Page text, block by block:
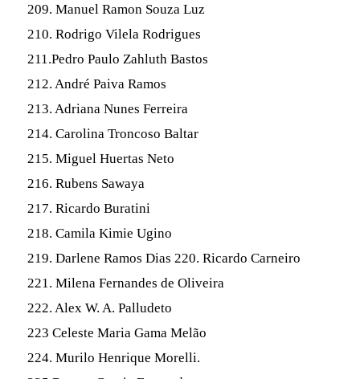
209. Manuel Ramon Souza Luz
210. Rodrigo Vilela Rodrigues
211.Pedro Paulo Zahluth Bastos
212. André Paiva Ramos
213. Adriana Nunes Ferreira
214. Carolina Troncoso Baltar
215. Miguel Huertas Neto
216. Rubens Sawaya
217. Ricardo Buratini
218. Camila Kimie Ugino
219. Darlene Ramos Dias 220. Ricardo Carneiro
221. Milena Fernandes de Oliveira
222. Alex W. A. Palludeto
223 Celeste Maria Gama Melão
224. Murilo Henrique Morelli.